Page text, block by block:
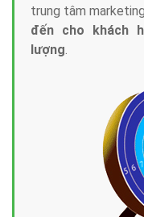
trung tâm
đến cho khách
lượng.